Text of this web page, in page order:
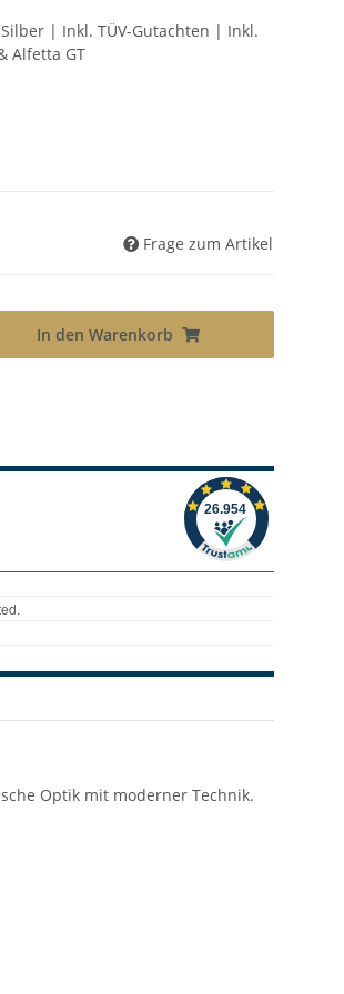
| Inkl. TÜV-Gutachten | Inkl.
Alfetta GT
Frage zum Artikel
In den Warenkorb
Optik mit moderner Technik.